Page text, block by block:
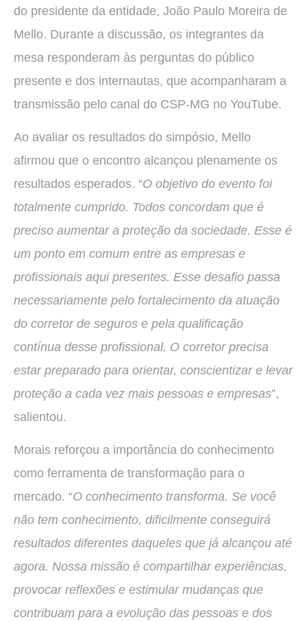
do presidente da entidade, João Paulo Moreira de
Mello. Durante a discussão, os integrantes da
mesa responderam às perguntas do público
presente e dos internautas, que acompanharam a
transmissão pelo canal do CSP-MG no YouTube.
Ao avaliar os resultados do simpósio, Mello
afirmou que o encontro alcançou plenamente os
resultados esperados. “O objetivo do evento foi
totalmente cumprido. Todos concordam que é
preciso aumentar a proteção da sociedade. Esse é
um ponto em comum entre as empresas e
profissionais aqui presentes. Esse desafio passa
necessariamente pelo fortalecimento da atuação
do corretor de seguros e pela qualificação
contínua desse profissional. O corretor precisa
estar preparado para orientar, conscientizar e levar
proteção a cada vez mais pessoas e empresas”,
salientou.
Morais reforçou a importância do conhecimento
como ferramenta de transformação para o
mercado. “O conhecimento transforma. Se você
não tem conhecimento, dificilmente conseguirá
resultados diferentes daqueles que já alcançou até
agora. Nossa missão é compartilhar experiências,
provocar reflexões e estimular mudanças que
contribuam para a evolução das pessoas e dos